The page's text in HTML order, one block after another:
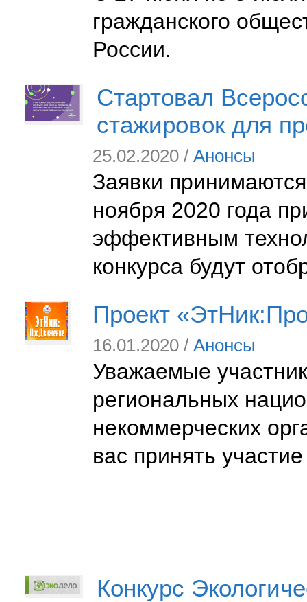
гражданского
России.
Стартовал
стажировок для
25.02.2020 / Анонсы
Заявки
ноября 2020 года
эффективным
конкурса будут
Проект
16.01.2020 / Анонсы
Уважаемые
региональных
некоммерческих
вас принять
Конкурс